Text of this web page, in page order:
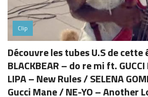
Clip
Découvre les tubes U.S de cette
BLACKBEAR – do re mi ft.
LIPA – New Rules / SELENA
Gucci Mane / NE-YO – Another